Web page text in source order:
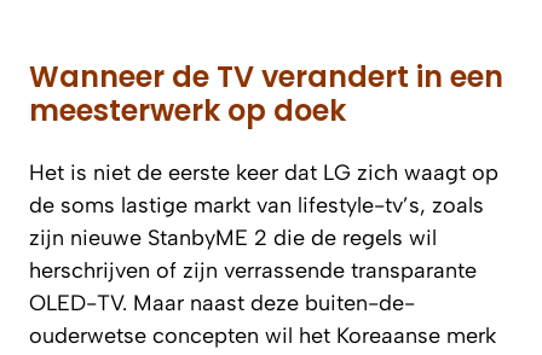
Wanneer de TV verandert in een
meesterwerk op doek
Het is niet de eerste keer dat LG zich waagt op
de soms lastige markt van lifestyle-tv’s, zoals
zijn nieuwe StanbyME 2 die de regels wil
herschrijven of zijn verrassende transparante
OLED-TV. Maar naast deze buiten-de-
ouderwetse concepten wil het Koreaanse merk